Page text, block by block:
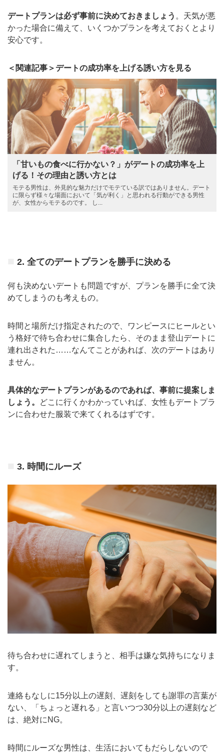
デートプランは必ず事前に決めておきましょう 。天気が悪
かった場合に備えて、いくつかプランを考えておくとより
安心です。
＜関連記事＞デートの成功率を上げる誘い方を見る
「甘いもの食べに行かない？」がデートの成功率を上
げる！その理由と誘い方とは
モテる男性は、外見的な魅力だけでモテている訳ではありません。デート
に限らず様々な場面において「気が利く」と思われる行動ができる男性
が、女性からモテるのです。 し...
2. 全てのデートプランを勝手に決める
何も決めないデートも問題ですが、プランを勝手に全て決
めてしまうのも考えもの。
時間と場所だけ指定されたので、ワンピースにヒールとい
う格好で待ち合わせに集合したら、そのまま登山デートに
連れ出された……なんてことがあれば、次のデートはあり
ません。
具体的なデートプランがあるのであれば、事前に提案しま
しょう。
どこに行くかわかっていれば、女性もデートプラ
ンに合わせた服装で来てくれるはずです。
3. 時間にルーズ
待ち合わせに遅れてしまうと、相手は嫌な気持ちになりま
す。
連絡もなしに15分以上の遅刻、遅刻をしても謝罪の言葉が
ない、「ちょっと遅れる」と言いつつ30分以上の遅刻など
は、絶対にNG。
時間にルーズな男性は、生活においてもだらしないので